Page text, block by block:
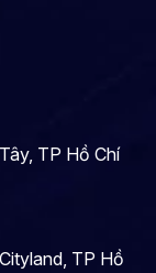
TP Hồ Chí
TP Hồ